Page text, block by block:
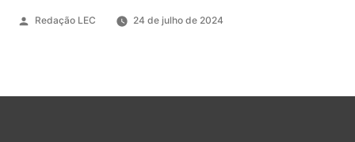
Redação LEC 24 de julho de 2024